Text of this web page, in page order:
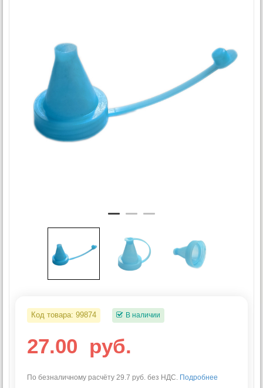
Код товара: 99874 В наличии
27.00 руб.
По безналичному расчёту 29.7 руб. без НДС. Подробнее